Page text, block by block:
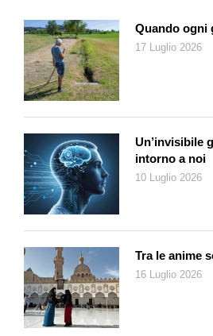
qualche parte gli schiavi siano stati
condizione.
Quando ogni
17 Luglio 2026
Un’invisibile
intorno a noi
10 Luglio 2026
Tra le anime
16 Luglio 2026